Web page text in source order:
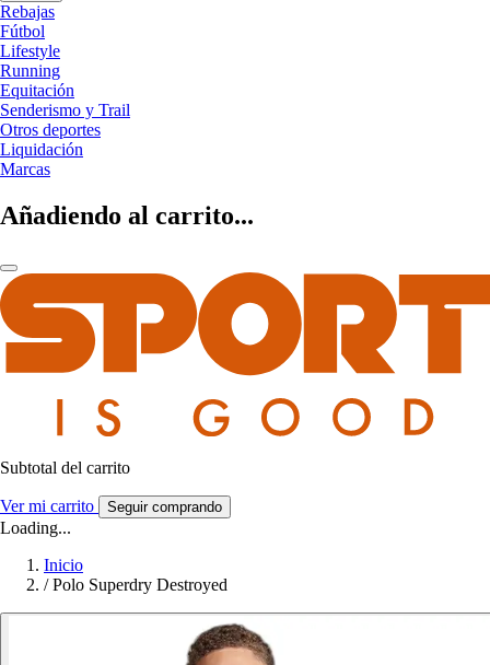
Rebajas
Fútbol
Lifestyle
Running
Equitación
Senderismo y Trail
Otros deportes
Liquidación
Marcas
Añadiendo al carrito...
Subtotal del carrito
Ver mi carrito Seguir comprando
Loading...
Inicio
/ Polo Superdry Destroyed